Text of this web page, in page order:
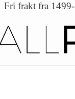
Fri frakt fra 1499-